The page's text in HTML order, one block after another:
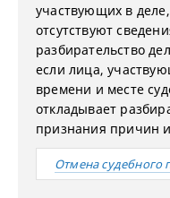
участвующих в
отсутствуют
разбирательство
если лица,
времени и месте
откладывает
признания причин
Отмена судебного